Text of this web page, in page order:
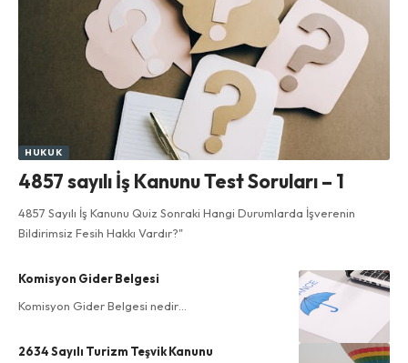
HUKUK
4857 sayılı İş Kanunu Test Soruları – 1
4857 Sayılı İş Kanunu Quiz Sonraki Hangi Durumlarda İşverenin
Bildirimsiz Fesih Hakkı Vardır?"
Komisyon Gider Belgesi
Komisyon Gider Belgesi nedir…
2634 Sayılı Turizm Teşvik Kanunu